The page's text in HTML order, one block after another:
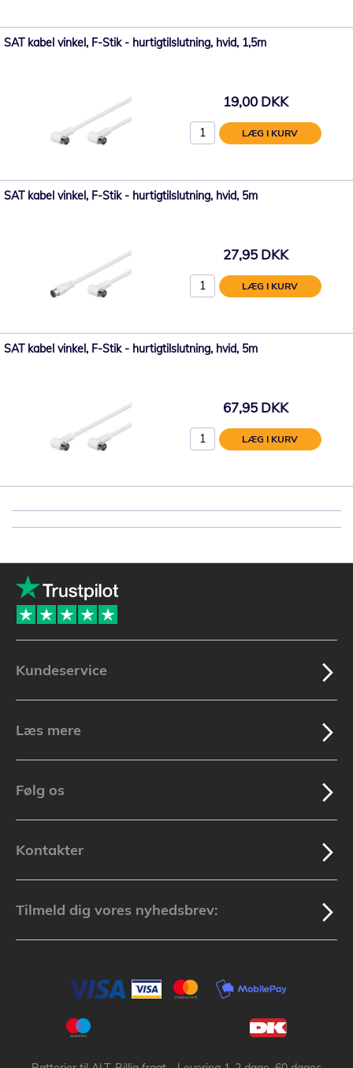
SAT kabel vinkel, F-Stik - hurtigtilslutning, hvid, 1,5m
19,00 DKK
LÆG I KURV
SAT kabel vinkel, F-Stik - hurtigtilslutning, hvid, 5m
27,95 DKK
LÆG I KURV
SAT kabel vinkel, F-Stik - hurtigtilslutning, hvid, 5m
67,95 DKK
LÆG I KURV
Kundeservice
Læs mere
Følg os
Kontakter
Tilmeld dig vores nyhedsbrev: